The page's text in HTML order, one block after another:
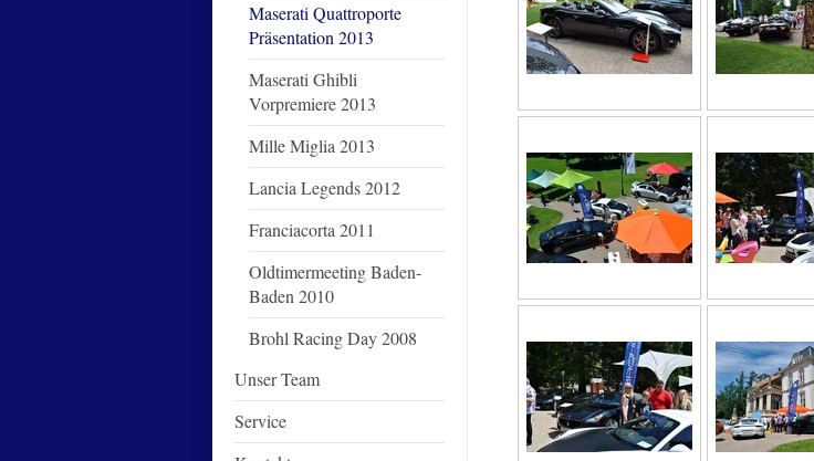
Maserati Quattroporte
Präsentation 2013
Maserati Ghibli
Vorpremiere 2013
Mille Miglia 2013
Lancia Legends 2012
Franciacorta 2011
Oldtimermeeting Baden-
Baden 2010
Brohl Racing Day 2008
Unser Team
Service